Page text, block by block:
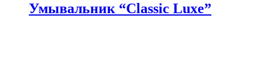
Умывальник “Classic Luxe”